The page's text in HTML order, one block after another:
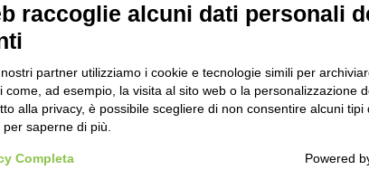
– P.IVA 01544010463 | codice SDI A4707H7 | Privacy Policy |
raccoglie alcuni dati personali
partner utilizziamo i cookie e tecnologie simili per
ad esempio, la visita al sito web o la personalizzazione
alla privacy, è possibile scegliere di non consentire alcuni tipi
saperne di più.
Completa Powered